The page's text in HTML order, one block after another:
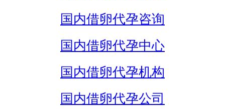
国内借卵代孕咨询
国内借卵代孕中心
国内借卵代孕机构
国内借卵代孕公司